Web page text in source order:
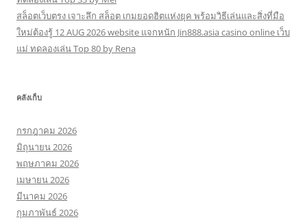
สล็อตเว็บตรง เจาะลึก สล็อต เกมยอดฮิตแห่งยุค พร้อมวิธีเล่นและสิ่งที่มือ
ใหม่ต้องรู้ 12 AUG 2026 website แจกหนัก Jin888.asia casino online เว็บ
แม่ ทดลองเล่น Top 80 by Rena
คลังเก็บ
กรกฎาคม 2026
มิถุนายน 2026
พฤษภาคม 2026
เมษายน 2026
มีนาคม 2026
กุมภาพันธ์ 2026